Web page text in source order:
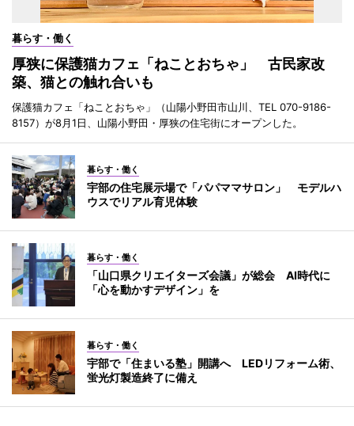
暮らす・働く
厚狭に保護猫カフェ「ねことおちゃ」 古民家改
築、猫との触れ合いも
保護猫カフェ「ねことおちゃ」（山陽小野田市山川、TEL 070-9186-
8157）が8月1日、山陽小野田・厚狭の住宅街にオープンした。
暮らす・働く
宇部の住宅展示場で「パパママサロン」 モデルハ
ウスでリアル育児体験
暮らす・働く
「山口県クリエイターズ会議」が総会 AI時代に
「心を動かすデザイン」を
暮らす・働く
宇部で「住まいる塾」開講へ LEDリフォーム術、
蛍光灯製造終了に備え